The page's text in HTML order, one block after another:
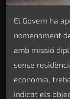
El Govern ha
nomenament
amb missió
sense
economia,
indicat els